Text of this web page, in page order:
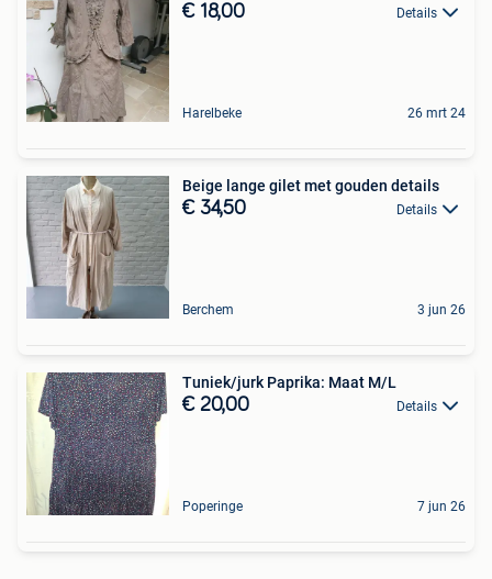
€ 18,00 Details
Harelbeke 26 mrt 24
Beige lange gilet met gouden details
€ 34,50 Details
Berchem 3 jun 26
Tuniek/jurk Paprika: Maat M/L
€ 20,00 Details
Poperinge 7 jun 26